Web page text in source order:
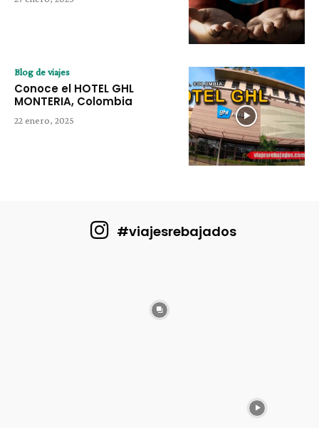
Blog de viajes
Conoce el HOTEL GHL
MONTERIA, Colombia
22 enero, 2025
#viajesrebajados